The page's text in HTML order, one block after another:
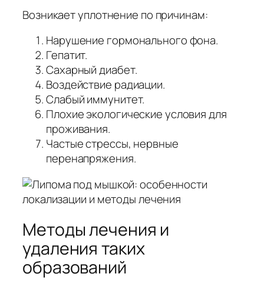
Возникает уплотнение по причинам:
Нарушение гормонального фона.
Гепатит.
Сахарный диабет.
Воздействие радиации.
Слабый иммунитет.
Плохие экологические условия для
проживания.
Частые стрессы, нервные
перенапряжения.
Методы лечения и
удаления таких
образований